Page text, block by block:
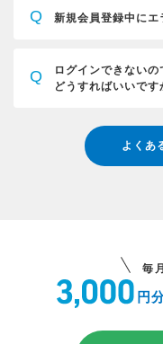
Q 新規会員登録中にエ
Q
ログインできないの
どうすればいいです
よくあ
毎
円